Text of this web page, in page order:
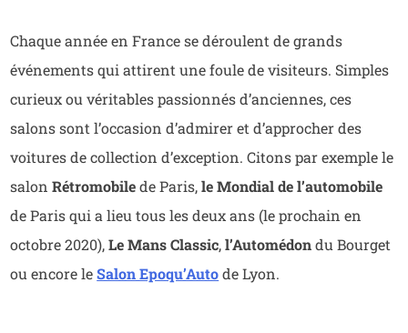
Chaque année en France se déroulent de grands
événements qui attirent une foule de visiteurs. Simples
curieux ou véritables passionnés d’anciennes, ces
salons sont l’occasion d’admirer et d’approcher des
voitures de collection d’exception. Citons par exemple le
salonRétromobilede Paris,le Mondial de l’automobile
de Paris qui a lieu tous les deux ans (le prochain en
octobre 2020),Le Mans Classic,l’Automédondu Bourget
ou encore leSalon Epoqu’Autode Lyon.